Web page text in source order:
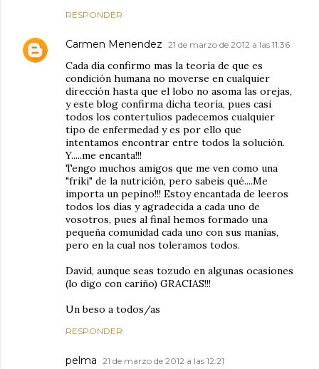
RESPONDER
Carmen Menendez 21 de marzo de 2012 a las 11:36
Cada día confirmo mas la teoría de que es
condición humana no moverse en cualquier
dirección hasta que el lobo no asoma las orejas,
y este blog confirma dicha teoría, pues casi
todos los contertulios padecemos cualquier
tipo de enfermedad y es por ello que
intentamos encontrar entre todos la solución.
Y.....me encanta!!!
Tengo muchos amigos que me ven como una
"friki" de la nutrición, pero sabeis qué....Me
importa un pepino!!! Estoy encantada de leeros
todos los días y agradecida a cada uno de
vosotros, pues al final hemos formado una
pequeña comunidad cada uno con sus manías,
pero en la cual nos toleramos todos.
David, aunque seas tozudo en algunas ocasiones
(lo digo con cariño) GRACIAS!!!
Un beso a todos/as
RESPONDER
pelma 21 de marzo de 2012 a las 12:21